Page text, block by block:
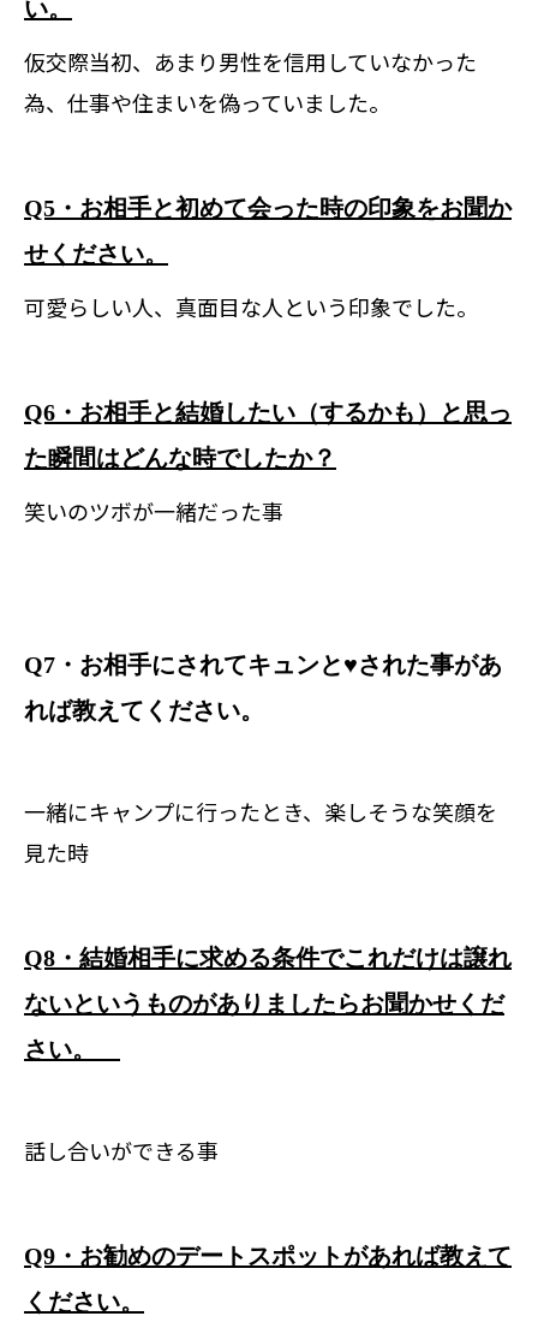
い。
仮交際当初、あまり男性を信用していなかった
為、仕事や住まいを偽っていました。
Q5・お相手と初めて会った時の印象をお聞か
せください。
可愛らしい人、真面目な人という印象でした。
Q6・お相手と結婚したい（するかも）と思っ
た瞬間はどんな時でしたか？
笑いのツボが一緒だった事
Q7・お相手にされてキュンと♥された事があ
れば教えてください。
一緒にキャンプに行ったとき、楽しそうな笑顔を
見た時
Q8・結婚相手に求める条件でこれだけは譲れ
ないというものがありましたらお聞かせくだ
さい。
話し合いができる事
Q9・お勧めのデートスポットがあれば教えて
ください。